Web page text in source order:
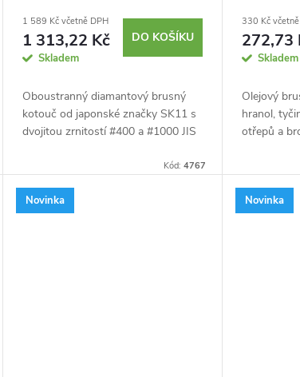
1 589 Kč včetně DPH
1 313,22 Kč
Skladem
DO KOŠÍKU
Oboustranný diamantový brusný
kotouč od japonské značky SK11 s
dvojitou zrnitostí #400 a #1000 JIS
karbidu a dalších....
Kód: 4767
330 Kč
272,73
Skladem
Olejový
hranol,
otřepů a
brusného
Novinka Novinka